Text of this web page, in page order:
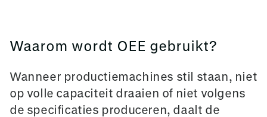
Waarom wordt OEE gebruikt?
Wanneer productiemachines stil staan, niet
op volle capaciteit draaien of niet volgens
de specificaties produceren, daalt de